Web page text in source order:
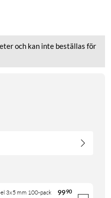
och kan inte beställas för
3x5 mm 100-pack 9990